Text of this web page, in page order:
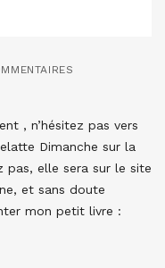
, n’hésitez pas vers
Dimanche sur la
pas, elle sera sur le site
et sans doute
mon petit livre :